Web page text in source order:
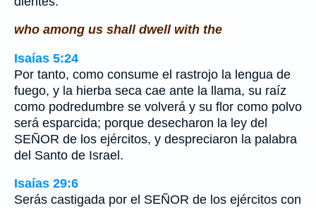
who among us shall dwell with the
Isaías 5:24
Por tanto, como consume el rastrojo la lengua de
fuego, y la hierba seca cae ante la llama, su raíz
como podredumbre se volverá y su flor como polvo
será esparcida; porque desecharon la ley del
SEÑOR de los ejércitos, y despreciaron la palabra
del Santo de Israel.
Isaías 29:6
Serás castigada por el SEÑOR de los ejércitos con